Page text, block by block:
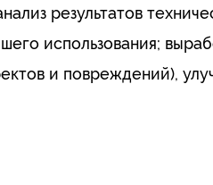
результатов
использования;
и повреждений),